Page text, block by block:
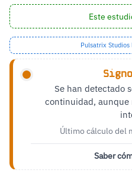
Este
Pulsatrix Studios
Se han detectado
continuidad, aunque
Último cálculo del
Saber